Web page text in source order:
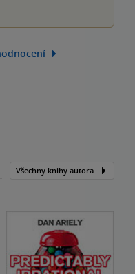
Všechny knihy autora